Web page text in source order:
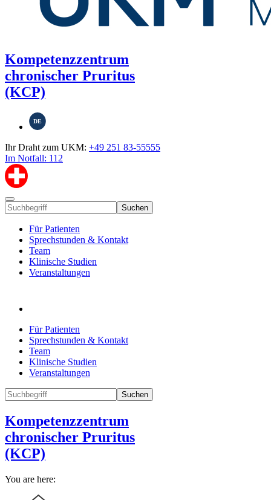
Kompetenzzentrum
chronischer Pruritus
(KCP)
DE
Ihr Draht zum UKM: +49 251 83-55555
Im Notfall: 112
Suchen
Für Patienten
Sprechstunden & Kontakt
Team
Klinische Studien
Veranstaltungen
Für Patienten
Sprechstunden & Kontakt
Team
Klinische Studien
Veranstaltungen
Suchen
Kompetenzzentrum
chronischer Pruritus
(KCP)
You are here: